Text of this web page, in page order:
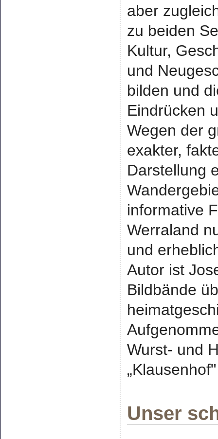
aber
zu beiden
Kultur,
und
bilden und
Eindrücken
Wegen der
exakter,
Darstellung
informative
Werraland
und
Autor ist
Bildbände
Wurst- und
Unser